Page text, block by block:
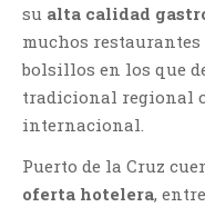
su alta calidad
muchos
bolsillos en los que
tradicional regional
internacional.
Puerto de la Cruz
oferta hotelera,